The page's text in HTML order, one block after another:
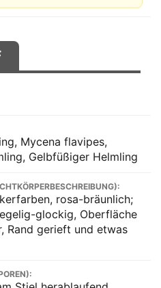
Mycena flavipes,
Gelbfüßiger Helmling
rosa-bräunlich;
glockig, Oberfläche
Rand gerieft und etwas